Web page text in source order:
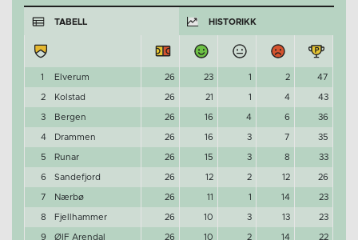
TABELL HISTORIKK
1 Elverum 26 23 1 2 47
2 Kolstad 26 21 1 4 43
3 Bergen 26 16 4 6 36
4 Drammen 26 16 3 7 35
5 Runar 26 15 3 8 33
6 Sandefjord 26 12 2 12 26
7 Nærbø 26 11 1 14 23
8 Fjellhammer 26 10 3 13 23
9 ØIF Arendal 26 10 2 14 22